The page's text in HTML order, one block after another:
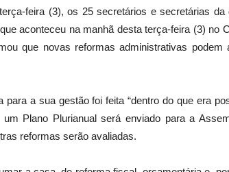
feira (3), os 25 secretários e secretárias da
aconteceu na manhã desta terça-feira (3) no
que novas reformas administrativas podem
a sua gestão foi feita “dentro do que era
Plano Plurianual será enviado para a
reformas serão avaliadas.